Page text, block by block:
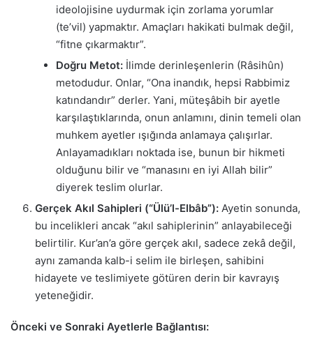
ideolojisine uydurmak için zorlama yorumlar
(te’vil) yapmaktır. Amaçları hakikati bulmak değil,
“fitne çıkarmaktır”.
Doğru Metot: İlimde derinleşenlerin (Râsihûn)
metodudur. Onlar, “Ona inandık, hepsi Rabbimiz
katındandır” derler. Yani, müteşâbih bir ayetle
karşılaştıklarında, onun anlamını, dinin temeli olan
muhkem ayetler ışığında anlamaya çalışırlar.
Anlayamadıkları noktada ise, bunun bir hikmeti
olduğunu bilir ve “manasını en iyi Allah bilir”
diyerek teslim olurlar.
Gerçek Akıl Sahipleri (“Ülü’l-Elbâb”): Ayetin sonunda,
bu incelikleri ancak “akıl sahiplerinin” anlayabileceği
belirtilir. Kur’an’a göre gerçek akıl, sadece zekâ değil,
aynı zamanda kalb-i selim ile birleşen, sahibini
hidayete ve teslimiyete götüren derin bir kavrayış
yeteneğidir.
Önceki ve Sonraki Ayetlerle Bağlantısı: